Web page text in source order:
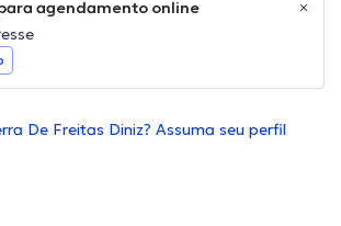
agendamento online
De Freitas Diniz? Assuma seu perfil